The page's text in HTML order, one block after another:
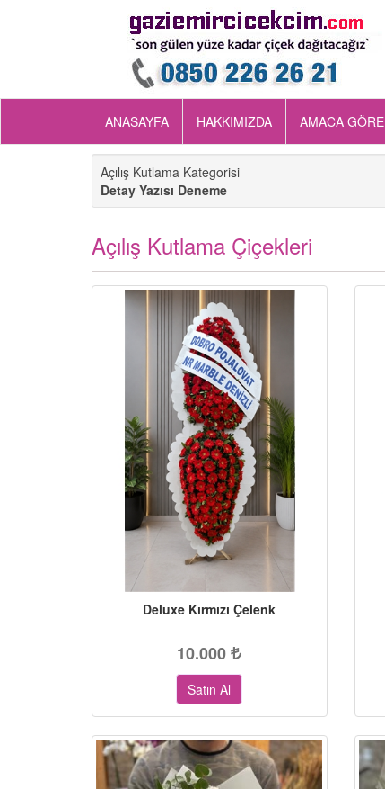
ANASAYFA HAKKIMIZDA AMACA GÖRE
Açılış Kutlama Kategorisi
Detay Yazısı Deneme
Açılış Kutlama Çiçekleri
Deluxe Kırmızı Çelenk
10.000
Satın Al